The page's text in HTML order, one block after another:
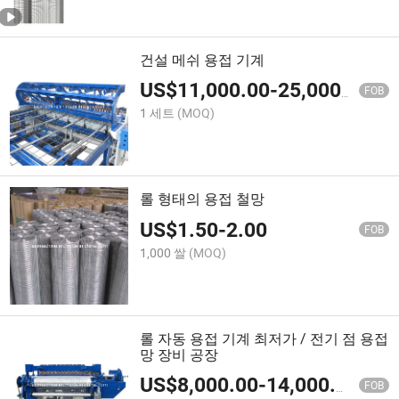
건설 메쉬 용접 기계
US$11,000.00-25,000.00 FOB
1 세트 (MOQ)
롤 형태의 용접 철망
US$1.50-2.00 FOB
1,000 쌀 (MOQ)
롤 자동 용접 기계 최저가 / 전기 점 용접
망 장비 공장
US$8,000.00-14,000.00 FOB